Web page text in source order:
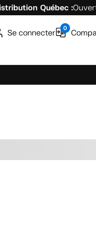
Québec :
Se connecter 0